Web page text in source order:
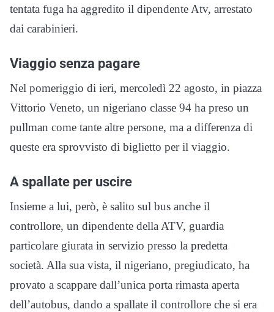
tentata fuga ha aggredito il dipendente Atv, arrestato
dai carabinieri.
Viaggio senza pagare
Nel pomeriggio di ieri, mercoledì 22 agosto, in piazza
Vittorio Veneto, un nigeriano classe 94 ha preso un
pullman come tante altre persone, ma a differenza di
queste era sprovvisto di biglietto per il viaggio.
A spallate per uscire
Insieme a lui, però, è salito sul bus anche il
controllore, un dipendente della ATV, guardia
particolare giurata in servizio presso la predetta
società. Alla sua vista, il nigeriano, pregiudicato, ha
provato a scappare dall’unica porta rimasta aperta
dell’autobus, dando a spallate il controllore che si era